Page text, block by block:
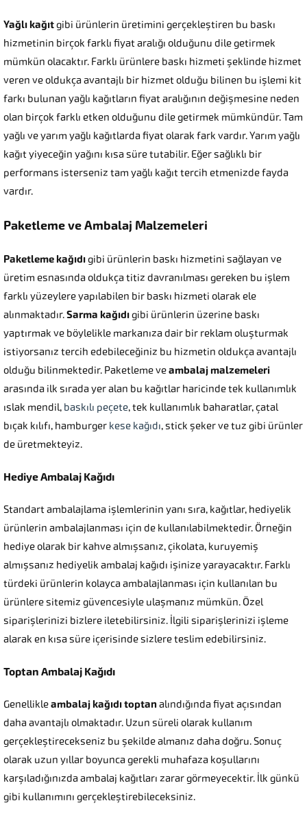
Yağlı kağıtgibi ürünlerin üretimini gerçekleştiren bu baskı
hizmetinin birçok farklı fiyat aralığı olduğunu dile getirmek
mümkün olacaktır. Farklı ürünlere baskı hizmeti şeklinde hizmet
veren ve oldukça avantajlı bir hizmet olduğu bilinen bu işlemi kit
farkı bulunan yağlı kağıtların fiyat aralığının değişmesine neden
olan birçok farklı etken olduğunu dile getirmek mümkündür. Tam
yağlı ve yarım yağlı kağıtlarda fiyat olarak fark vardır. Yarım yağlı
kağıt yiyeceğin yağını kısa süre tutabilir. Eğer sağlıklı bir
performans isterseniz tam yağlı kağıt tercih etmenizde fayda
vardır.
Paketleme ve Ambalaj Malzemeleri
Paketleme kağıdıgibi ürünlerin baskı hizmetini sağlayan ve
üretim esnasında oldukça titiz davranılması gereken bu işlem
farklı yüzeylere yapılabilen bir baskı hizmeti olarak ele
alınmaktadır.Sarma kağıdıgibi ürünlerin üzerine baskı
yaptırmak ve böylelikle markanıza dair bir reklam oluşturmak
istiyorsanız tercih edebileceğiniz bu hizmetin oldukça avantajlı
olduğu bilinmektedir. Paketleme veambalaj malzemeleri
arasında ilk sırada yer alan bu kağıtlar haricinde tek kullanımlık
ıslak mendil, baskılı peçete, tek kullanımlık baharatlar, çatal
bıçak kılıfı, hamburger kese kağıdı, stick şeker ve tuz gibi ürünler
de üretmekteyiz.
Hediye Ambalaj Kağıdı
Standart ambalajlama işlemlerinin yanı sıra, kağıtlar, hediyelik
ürünlerin ambalajlanması için de kullanılabilmektedir. Örneğin
hediye olarak bir kahve almışsanız, çikolata, kuruyemiş
almışsanız hediyelik ambalaj kağıdı işinize yarayacaktır. Farklı
türdeki ürünlerin kolayca ambalajlanması için kullanılan bu
ürünlere sitemiz güvencesiyle ulaşmanız mümkün. Özel
siparişlerinizi bizlere iletebilirsiniz. İlgili siparişlerinizi işleme
alarak en kısa süre içerisinde sizlere teslim edebilirsiniz.
Toptan Ambalaj Kağıdı
Genellikleambalaj kağıdı toptanalındığında fiyat açısından
daha avantajlı olmaktadır. Uzun süreli olarak kullanım
gerçekleştirecekseniz bu şekilde almanız daha doğru. Sonuç
olarak uzun yıllar boyunca gerekli muhafaza koşullarını
karşıladığınızda ambalaj kağıtları zarar görmeyecektir. İlk günkü
gibi kullanımını gerçekleştirebileceksiniz.